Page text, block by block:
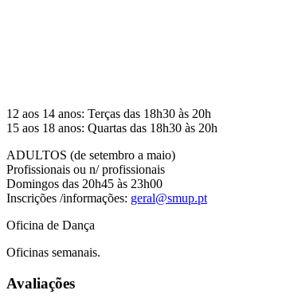
12 aos 14 anos: Terças das 18h30 às 20h
15 aos 18 anos: Quartas das 18h30 às 20h
ADULTOS (de setembro a maio)
Profissionais ou n/ profissionais
Domingos das 20h45 às 23h00
Inscrições /informações: geral@smup.pt
Oficina de Dança
Oficinas semanais.
Avaliações